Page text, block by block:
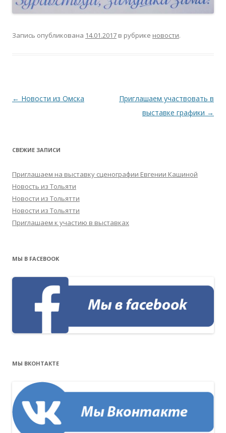
Запись опубликована 14.01.2017 в рубрике новости.
Навигация
← Новости из Омска
Приглашаем участвовать в
выставке графики →
СВЕЖИЕ ЗАПИСИ
Приглашаем на выставку сценографии Евгении Кашиной
Новость из Тольяти
Новости из Тольятти
Новости из Тольятти
Приглашаем к участию в выставках
МЫ В FACEBOOK
МЫ ВКОНТАКТЕ